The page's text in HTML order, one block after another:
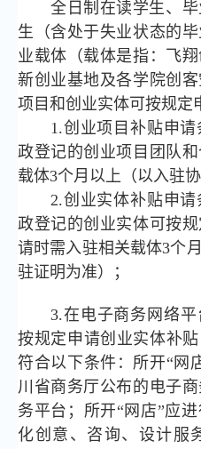
全日制在读学生、
生（含处于失业状态的
业载体（载体是指：飞
新创业基地及各学院创
项目和创业实体可按规定
1.创业项目补贴申
政登记的创业项目团队
载体3个月以上（以入驻
2.创业实体补贴申
政登记的创业实体可按
请时需入驻相关载体3个
驻证明为准）；
3.在电子商务网络平
按规定申请创业实体补
符合以下条件：所开“网
川省商务厅公布的电子
务平台；所开“网店”应
化创意、咨询、设计服